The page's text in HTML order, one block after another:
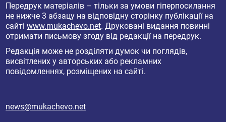
Передрук матеріалів – тільки за умови гіперпосилання
не нижче 3 абзацу на відповідну сторінку публікації на
сайтіwww.mukachevo.net. Друковані видання повинні
отримати письмову згоду від редакції на передрук.
Редакція може не розділяти думок чи поглядів,
висвітлених у авторських або рекламних
повідомленнях, розміщених на сайті.
news@mukachevo.net